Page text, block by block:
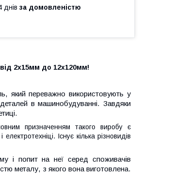
днів за домовленістю
2х15мм до 12х120мм!
який переважно використовують у
деталей в машинобудуванні. Завдяки
призначенням такого виробу є
Існує кілька різновидів
і попит на неї серед споживачів
металу, з якого вона виготовлена.